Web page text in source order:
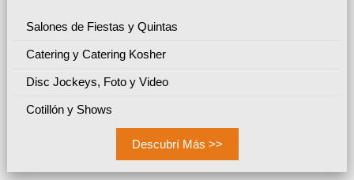
Salones de Fiestas y Quintas
Catering y Catering Kosher
Disc Jockeys, Foto y Video
Cotillón y Shows
Descubrí Más >>